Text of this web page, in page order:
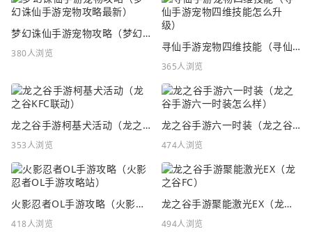
梦幻诛仙手游宠物攻略（梦幻诛仙手游宠物攻略最新）
380人浏览
寻仙手游宠物四维技能（寻仙手游宠物四维技能怎么升级）
365人浏览
龙之谷手游柯基犬活动（龙之谷KFC联动）
353人浏览
龙之谷手游六一时装（龙之谷手游六一时装怎么样）
474人浏览
火影忍者OL手游攻略（火影忍者OL手游攻略站）
418人浏览
龙之谷手游聚能激光EX（龙之谷FC）
494人浏览